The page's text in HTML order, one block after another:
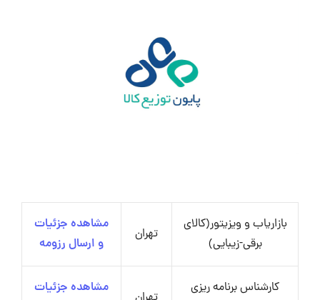
بازاریاب و ویزیتور(کالای
برقی-زیبایی)
تهران
مشاهده جزئیات
و ارسال رزومه
کارشناس برنامه ریزی
مشاهده جزئیات